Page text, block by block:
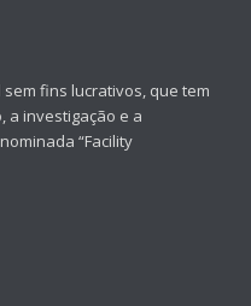
sem fins lucrativos, que tem
a investigação e a
“Facility